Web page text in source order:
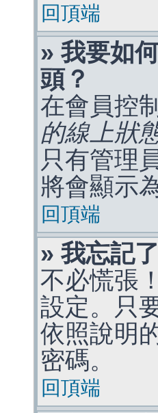
回頂端
» 我要如
頭？
在會員控
的線上狀
只有管理
將會顯示
回頂端
» 我忘記
不必慌張
設定。只
依照說明
密碼。
回頂端